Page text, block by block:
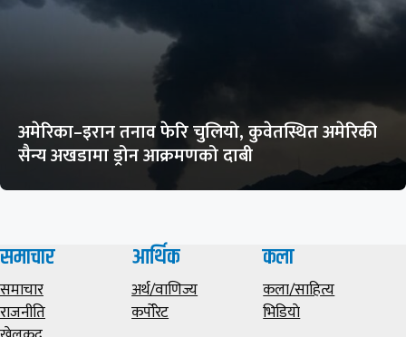
अमेरिका–इरान तनाव फेरि चुलियो, कुवेतस्थित अमेरिकी
सैन्य अखडामा ड्रोन आक्रमणको दाबी
समाचार
समाचार
राजनीति
आर्थिक
अर्थ/वाणिज्य
कर्पोरेट
कला
कला/साहित्य
भिडियाे